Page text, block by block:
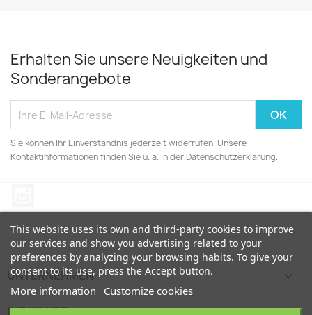
Erhalten Sie unsere Neuigkeiten und
Sonderangebote
Sie können Ihr Einverständnis jederzeit widerrufen. Unsere
Kontaktinformationen finden Sie u. a. in der Datenschutzerklärung.
UNTERNEHMEN
IHR KONTO 
This website uses its own and third-party cookies to improve
our services and show you advertising related to your
preferences by analyzing your browsing habits. To give your
consent to its use, press the Accept button.
More information Customize cookies